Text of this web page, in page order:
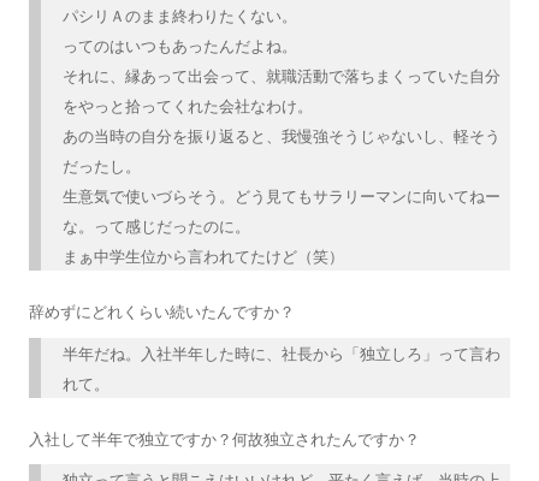
パシリＡのまま終わりたくない。
ってのはいつもあったんだよね。
それに、縁あって出会って、就職活動で落ちまくっていた自分
をやっと拾ってくれた会社なわけ。
あの当時の自分を振り返ると、我慢強そうじゃないし、軽そう
だったし。
生意気で使いづらそう。どう見てもサラリーマンに向いてねー
な。って感じだったのに。
まぁ中学生位から言われてたけど（笑）
辞めずにどれくらい続いたんですか？
半年だね。入社半年した時に、社長から「独立しろ」って言わ
れて。
入社して半年で独立ですか？何故独立されたんですか？